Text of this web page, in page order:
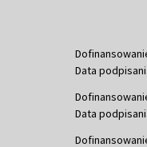
Data
Data